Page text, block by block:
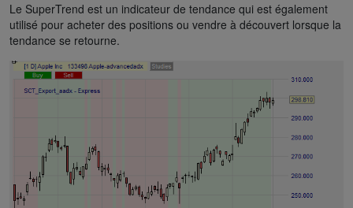
Le SuperTrend est un indicateur de tendance qui est également
utilisé pour acheter des positions ou vendre à découvert lorsque la
tendance se retourne.